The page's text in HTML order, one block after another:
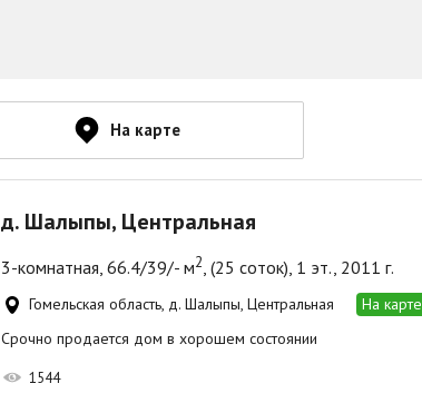
На карте
д. Шалыпы, Центральная
3-комнатная, 66.4/39/- м2, (25 соток), 1 эт., 2011 г.
Гомельская область, д. Шалыпы, Центральная
На карте
Срочно продается дом в хорошем состоянии
1544